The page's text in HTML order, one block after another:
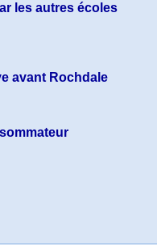
les autres écoles
avant Rochdale